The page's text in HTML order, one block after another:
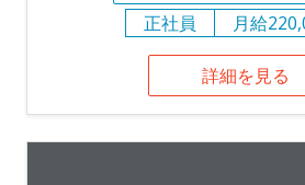
正社員
月給
詳細を見る